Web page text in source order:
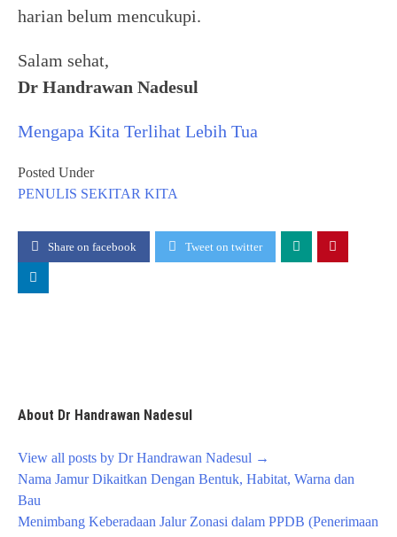
harian belum mencukupi.
Salam sehat,
Dr Handrawan Nadesul
Mengapa Kita Terlihat Lebih Tua
Posted Under
PENULIS SEKITAR KITA
Share on facebook Tweet on twitter
About Dr Handrawan Nadesul
View all posts by Dr Handrawan Nadesul →
Post
navigation
Nama Jamur Dikaitkan Dengan Bentuk, Habitat, Warna dan
Bau
Menimbang Keberadaan Jalur Zonasi dalam PPDB (Penerimaan